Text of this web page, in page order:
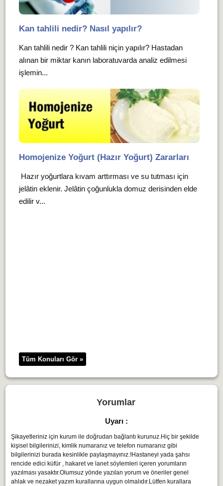
Kan tahlili nedir? Nasıl yapılır?
Kan tahlili nedir ? Kan tahlili niçin yapılır? Hastadan
alınan bir miktar kanın laboratuvarda analiz edilmesi
işlemin...
Homojenize Yoğurt (Hazır Yoğurt) Zararları
Hazır yoğurtlara kıvam arttırması ve su tutması için
jelâtin eklenir. Jelâtin çoğunlukla domuz derisinden elde
edilir v...
Tüm Konuları Gör »
Yorumlar
Uyarı :
Şikayetleriniz için kurum ile doğrudan bağlantı kurunuz.Hiç bir şekilde
kişisel bilgilerinizi, kimlik numaranız ve telefon numaranız gibi
bilgilerinizi burada kesinlikle paylaşmayınız.!Hastaneyi yada şahsı
rencide edici küfür , hakaret ve lanet söylemleri içeren yorumların
yazılması yasaktır.Olumsuz yönde yazılan yorum ve öneriler genel
ahlak ve nezaket yazım kurallarına uygun olmalıdır.Lütfen kurallara